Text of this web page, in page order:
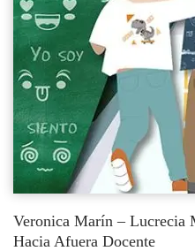
Veronica Marín – Lucrecia
Hacia Afuera Docente